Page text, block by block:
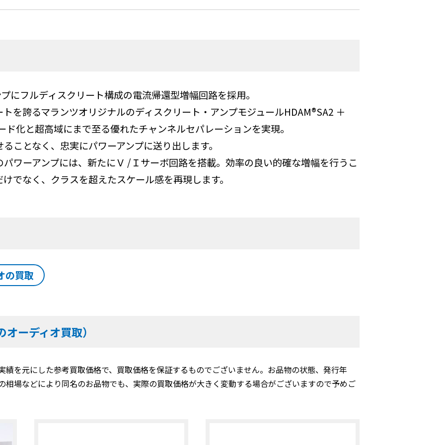
にフルディスクリート構成の電流帰還型増幅回路を採用。
を誇るマランツオリジナルのディスクリート・アンプモジュールHDAM®SA2 ＋
化と超高域にまで至る優れたチャンネルセパレーションを実現。
ことなく、忠実にパワーアンプに送り出します。
ワーアンプには、新たにＶ /Ｉサーボ回路を搭載。効率の良い的確な増幅を行うこ
でなく、クラスを超えたスケール感を再現します。
の買取
ーディオ買取）
を元にした参考買取価格で、買取価格を保証するものでございません。お品物の状態、発行年
相場などにより同名のお品物でも、実際の買取価格が大きく変動する場合がございますので予めご